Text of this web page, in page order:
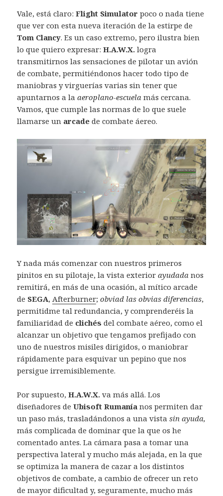
Vale, está claro:Flight Simulator poco o nada tiene
que ver con esta nueva iteración de la estirpe de
Tom Clancy. Es un caso extremo, pero ilustra bien
lo que quiero expresar: H.A.W.X. logra
transmitirnos las sensaciones de pilotar un avión
de combate, permitiéndonos hacer todo tipo de
maniobras y virguerías varias sin tener que
apuntarnos a laaeroplano-escuela más cercana.
Vamos, que cumple las normas de lo que suele
llamarse un arcade de combate áereo.
Y nada más comenzar con nuestros primeros
pinitos en su pilotaje, la vista exteriorayudada nos
remitirá, en más de una ocasión, al mítico arcade
de SEGA,Afterburner;obviad las obvias diferencias,
permitidme tal redundancia, y comprenderéis la
familiaridad de clichés del combate aéreo, como el
alcanzar un objetivo que tengamos prefijado con
uno de nuestros misiles dirigidos, o maniobrar
rápidamente para esquivar un pepino que nos
persigue irremisiblemente.
Por supuesto,H.A.W.X. va más allá. Los
diseñadores deUbisoft Rumanía nos permiten dar
un paso más, trasladándonos a una vistasin ayuda,
más complicada de dominar que la que os he
comentado antes. La cámara pasa a tomar una
perspectiva lateral y mucho más alejada, en la que
se optimiza la manera de cazar a los distintos
objetivos de combate, a cambio de ofrecer un reto
de mayor dificultad y, seguramente, mucho más